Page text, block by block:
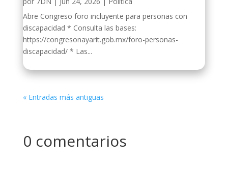
Abre Congreso foro incluyente para personas con
discapacidad * Consulta las bases:
https://congresonayarit.gob.mx/foro-personas-
discapacidad/ * Las...
« Entradas más antiguas
0 comentarios